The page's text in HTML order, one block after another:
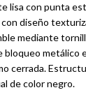
lisa con punta
diseño
mediante
metálico
cerrada.
de color negro.